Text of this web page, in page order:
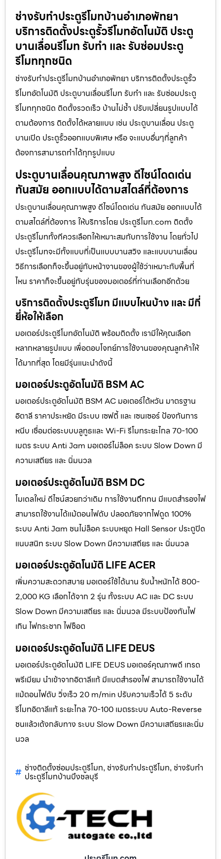
ช่างรับทำประตูรีโมทบ้านอำเภอพัทยา
บริการติดตั้งประตูรั้วรีโมทอัตโนมัติ ประตู
บานเลื่อนรีโมท รับทำ และ รับซ่อมประตู
รีโมททุกชนิด
ช่างรับทำประตูรีโมทบ้านอำเภอพัทยา บริการติดตั้งประตูรั้ว
รีโมทอัตโนมัติ ประตูบานเลื่อนรีโมท รับทำ และ รับซ่อมประตู
รีโมททุกชนิด ติดตั้งรวดเร็ว บ้านไม่ช้ำ ปรับเปลี่ยนรูปแบบได้
ตามต้องการ ติดตั้งได้หลายแบบ เช่น ประตูบานเลื่อน ประตู
บานเปิด ประตูรั้วออกแบบพิเศษ หรือ จะแบบอื่นๆที่ลูกค้า
ต้องการสามารถทำได้ทุกรูปแบบ
ประตูบานเลื่อนคุณภาพสูง ดีไซน์โดดเด่น
ทันสมัย ออกแบบได้ตามสไตล์ที่ต้องการ
ประตูบานเลื่อนคุณภาพสูง ดีไซน์โดดเด่น ทันสมัย ออกแบบได้
ตามสไตล์ที่ต้องการ ให้บริการโดย ประตูรีโมท.com ติดตั้ง
ประตูรีโมททั้งทีควรเลือกให้เหมาะสมกับการใช้งาน โดยทั่วไป
ประตูรีโมทจะมีทั้งแบบที่เป็นแบบบานสวิง และแบบบานเลื่อน
วิธีการเลือกก็จะขึ้นอยู่กับหน้างานของผู้ใช้ว่าเหมาะกับพื้นที่
ไหน ราคาก็จะขึ้นอยู่กับรุ่นของมอเตอร์ที่ท่านเลือกอีกด้วย
บริการติดตั้งประตูรีโมท มีแบบไหนบ้าง และ มีกี่
ยี่ห้อให้เลือก
มอเตอร์ประตูรีโมทอัตโนมัติ พร้อมติดตั้ง เรามีให้คุณเลือก
หลากหลายรูปแบบ เพื่อตอบโจทย์การใช้งานของคุณลูกค้าให้
ได้มากที่สุด โดยมีรุ่นแนะนำดังนี้
มอเตอร์ประตูอัตโนมัติ BSM AC
มอเตอร์ประตูอัตโนมัติ BSM AC มอเตอร์ไต้หวัน มาตรฐาน
อิตาลี ราคาประหยัด มีระบบ เซฟตี้ และ เซนเซอร์ ป้องกันการ
หนีบ เชื่อมต่อระบบบลูทูธและ Wi-Fi รีโมทระยะไกล 70-100
เมตร ระบบ Anti Jam มอเตอร์ไม่ล็อค ระบบ Slow Down มี
ความเสถียร และ นิ่มนวล
มอเตอร์ประตูอัตโนมัติ BSM DC
โมเดลใหม่ ดีไซน์สวยกว่าเดิม การใช้งานถึกทน มีแบตสำรองไฟ
สามารถใช้งานได้แม้ตอนไฟดับ ปลอดภัยจากไฟดูด 100%
ระบบ Anti Jam ชนไม่ล็อค ระบบหยุด Hall Sensor ประตูปิด
แนบสนิท ระบบ Slow Down มีความเสถียร และ นิ่มนวล
มอเตอร์ประตูอัตโนมัติ LIFE ACER
เพิ่มความสะดวกสบาย มอเตอร์ใช้ได้นาน รับน้ำหนักได้ 800-
2,000 KG เลือกได้จาก 2 รุ่น ทั้งระบบ AC และ DC ระบบ
Slow Down มีความเสถียร และ นิ่มนวล มีระบบป้องกันไฟ
เกิน ไฟกระชาก ไฟช็อต
มอเตอร์ประตูอัตโนมัติ LIFE DEUS
มอเตอร์ประตูอัตโนมัติ LIFE DEUS มอเตอร์คุณภาพดี เกรด
พรีเมียม นำเข้าจากอิตาลีแท้ มีแบตสำรองไฟ สามารถใช้งานได้
แม้ตอนไฟดับ วิ่งเร็ว 20 m/min ปรับความเร็วได้ 5 ระดับ
รีโมทอิตาลีแท้ ระยะไกล 70-100 เมตรระบบ Auto-Reverse
ชนแล้วเด้งกลับทาง ระบบ Slow Down มีความเสถียรและนิ่ม
นวล
ช่างติดตั้งซ่อมประตูรีโมท, ช่างรับทำประตูรีโมท, ช่างรับทำ
ประตูรีโมทบ้านบึงชลบุรี